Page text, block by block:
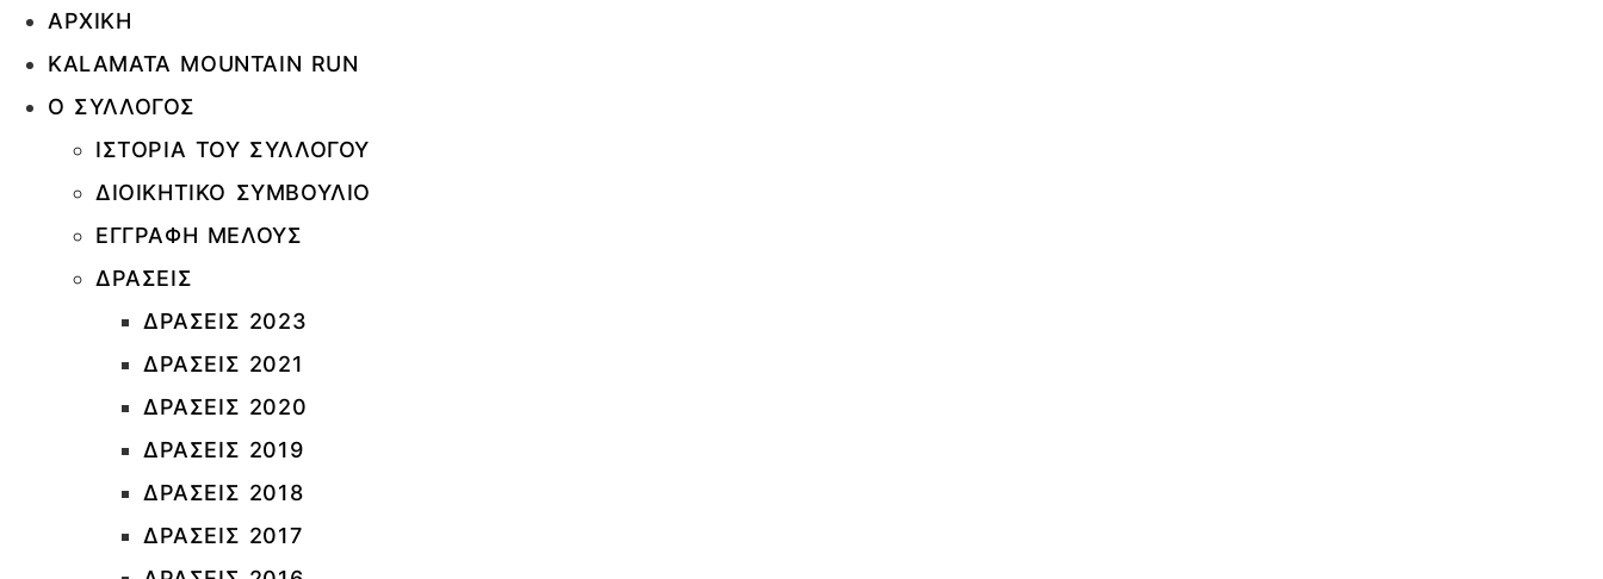
ΑΡΧΙΚΗ
KALAMATA MOUNTAIN RUN
Ο ΣΥΛΛΟΓΟΣ
IΣΤΟΡΙΑ ΤΟΥ ΣΥΛΛΟΓΟΥ
ΔΙΟΙΚΗΤΙΚΟ ΣΥΜΒΟΥΛΙΟ
ΕΓΓΡΑΦΗ ΜΕΛΟΥΣ
ΔΡΑΣΕΙΣ
ΔΡΑΣΕΙΣ 2023
ΔΡΑΣΕΙΣ 2021
ΔΡΑΣΕΙΣ 2020
ΔΡΑΣΕΙΣ 2019
ΔΡΑΣΕΙΣ 2018
ΔΡΑΣΕΙΣ 2017